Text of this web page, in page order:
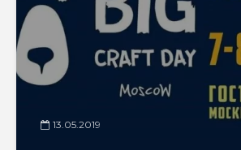
13.05.2019